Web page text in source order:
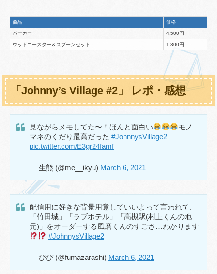
商品 価格
パーカー 4,500円
ウッドコースター＆スプーンセット 1,300円
「Johnny’s Village #2」 レポ・感想
見ながらメモしてた〜！ほんと面白い
モノ
マネのくだり最高だった #JohnnysVillage2
pic.twitter.com/E3gr24famf
— 生熊 (@me__ikyu) March 6, 2021
配信用に好きな背景用意していいよって言われて、
「竹田城」「ラブホテル」「高槻駅(村上くんの地
元)」をオーダーする風磨くんのすごさ…わかります
#JohnnysVillage2
— びび (@fumazarashi) March 6, 2021